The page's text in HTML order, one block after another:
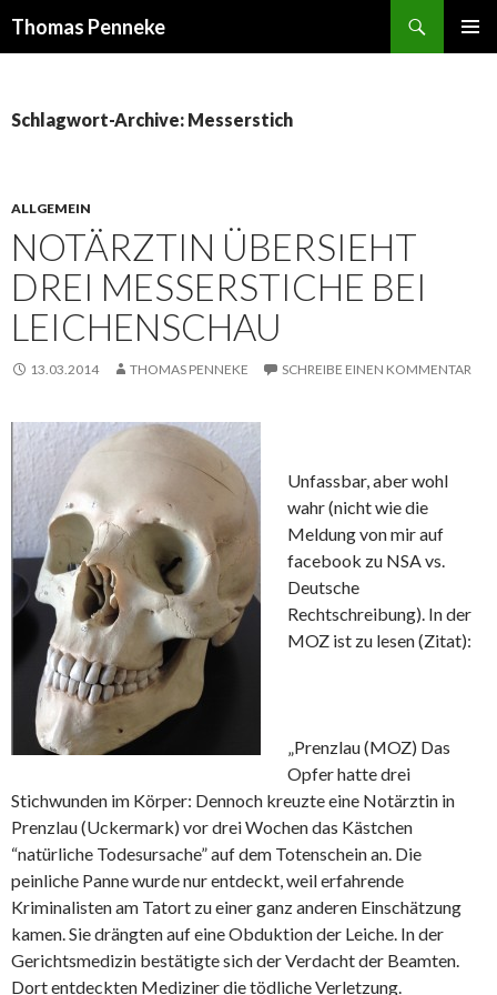
Thomas Penneke
Schlagwort-Archive: Messerstich
ALLGEMEIN
NOTÄRZTIN ÜBERSIEHT
DREI MESSERSTICHE BEI
LEICHENSCHAU
13.03.2014 THOMAS PENNEKE SCHREIBE EINEN KOMMENTAR
Unfassbar, aber wohl
wahr (nicht wie die
Meldung von mir auf
facebook zu NSA vs.
Deutsche
Rechtschreibung). In der
MOZ ist zu lesen (Zitat):
„Prenzlau (MOZ) Das
Opfer hatte drei
Stichwunden im Körper: Dennoch kreuzte eine Notärztin in
Prenzlau (Uckermark) vor drei Wochen das Kästchen
“natürliche Todesursache” auf dem Totenschein an. Die
peinliche Panne wurde nur entdeckt, weil erfahrende
Kriminalisten am Tatort zu einer ganz anderen Einschätzung
kamen. Sie drängten auf eine Obduktion der Leiche. In der
Gerichtsmedizin bestätigte sich der Verdacht der Beamten.
Dort entdeckten Mediziner die tödliche Verletzung.